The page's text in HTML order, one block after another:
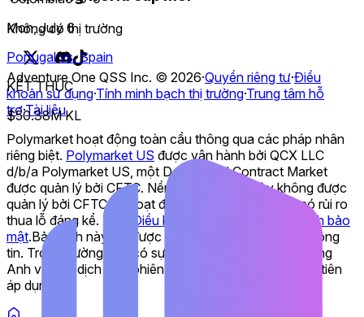
Mon, July 6
Portugal vs. Spain
KẾT THÚC
$50.38M KL
Không có thị trường
Adventure One QSS Inc. © 2026·Quyền riêng tư·Điều
khoản sử dụng·Tính minh bạch thị trường·Trung tâm hỗ
trợ·Tài liệu
Polymarket hoạt động toàn cầu thông qua các pháp nhân
riêng biệt. Polymarket US được vận hành bởi QCX LLC
d/b/a Polymarket US, một Designated Contract Market
được quản lý bởi CFTC. Nền tảng quốc tế này không được
quản lý bởi CFTC và hoạt động độc lập. Giao dịch có rủi ro
thua lỗ đáng kể. Xem
Điều khoản dịch vụ
Chính sách bảo
mật.Bản dịch này chỉ được cung cấp cho mục đích thông
tin. Trong trường hợp có sự khác biệt giữa văn bản tiếng
Anh và bản dịch này, phiên bản tiếng Anh sẽ được ưu tiên
áp dụng.